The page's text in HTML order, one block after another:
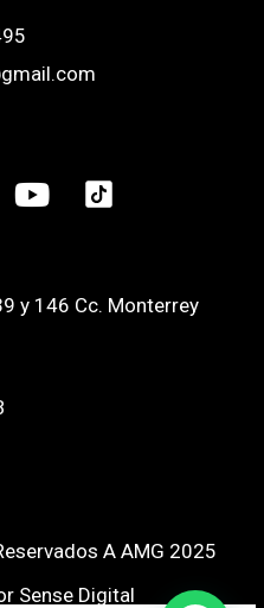
y 146 Cc. Monterrey
A AMG 2025
Sense Digital